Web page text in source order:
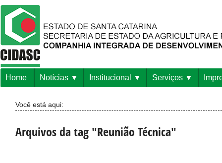
Home Notícias Institucional Serviços
Você está aqui:
Arquivos da tag "Reunião Técnica"